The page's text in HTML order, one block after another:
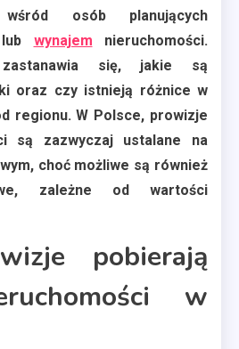
wśród osób planujących
wynajem nieruchomości.
się, jakie są
oraz czy istnieją różnice w
regionu. W Polsce, prowizje
są zazwyczaj ustalane na
choć możliwe są również
zależne od wartości
pobierają
w